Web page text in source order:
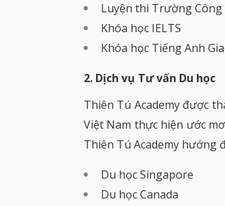
Luyện thi Trường Công
Khóa học IELTS
Khóa học Tiếng Anh
2. Dịch vụ Tư vấn Du học
Thiên Tú Academy được
Việt Nam thực hiện ước
Thiên Tú Academy hướng
Du học Singapore
Du học Canada